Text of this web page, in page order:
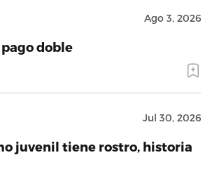
Ago 3, 2026
doble
Jul 30, 2026
juvenil tiene rostro, historia